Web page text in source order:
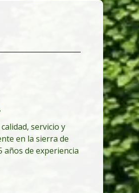
servicio y
en la sierra de
de experiencia